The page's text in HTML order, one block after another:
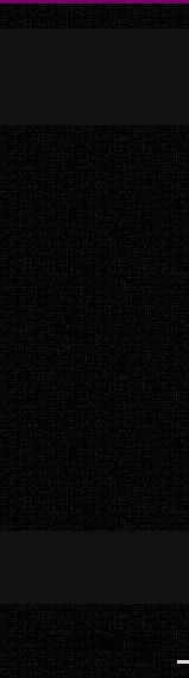
LO ÚLTIMO